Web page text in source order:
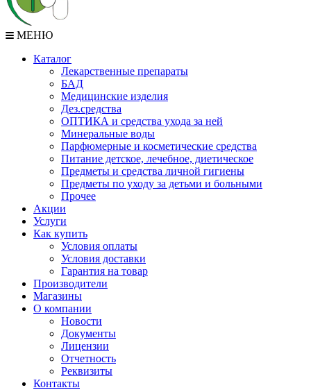
МЕНЮ
Каталог
Лекарственные препараты
БАД
Медицинские изделия
Дез.средства
ОПТИКА и средства ухода за ней
Минеральные воды
Парфюмерные и косметические средства
Питание детское, лечебное, диетическое
Предметы и средства личной гигиены
Предметы по уходу за детьми и больными
Прочее
Акции
Услуги
Как купить
Условия оплаты
Условия доставки
Гарантия на товар
Производители
Магазины
О компании
Новости
Документы
Лицензии
Отчетность
Реквизиты
Контакты